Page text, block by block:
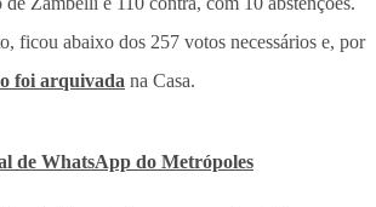
ficou abaixo dos 257 votos necessários e, por
foi arquivada na Casa.
de WhatsApp do Metrópoles